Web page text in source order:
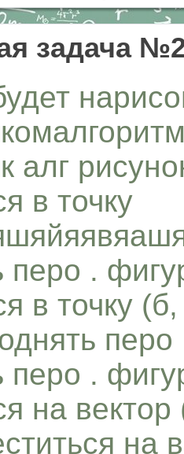
задача
алг
в точку
перо .
в точку
перо
перо .
на
на